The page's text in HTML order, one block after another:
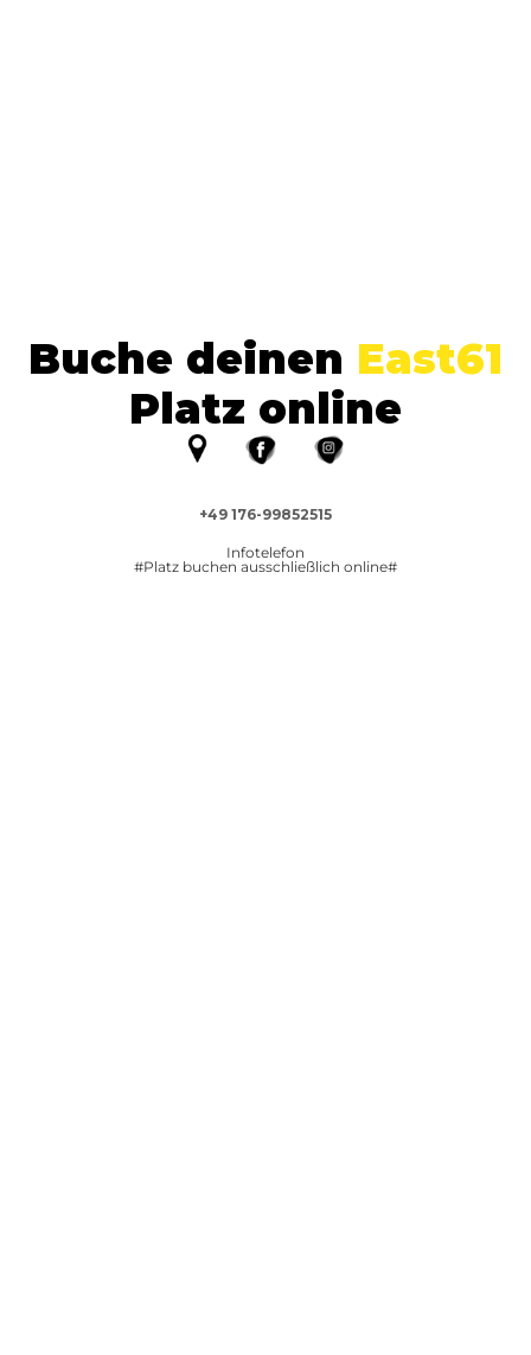
Buche deinen East61
Platz online
+49 176-99852515
Infotelefon
#Platz buchen ausschließlich online#